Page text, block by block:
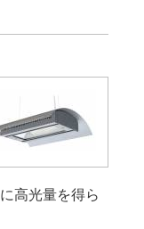
高光量を得ら